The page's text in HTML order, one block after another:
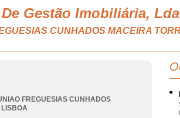
Gestão Imobiliária, Lda
CUNHADOS MACEIRA
FREGUESIAS CUNHADOS
LISBOA